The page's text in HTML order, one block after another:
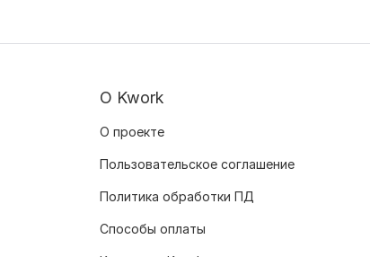
О Kwork
О проекте
Пользовательское соглашение
Политика обработки ПД
Способы оплаты